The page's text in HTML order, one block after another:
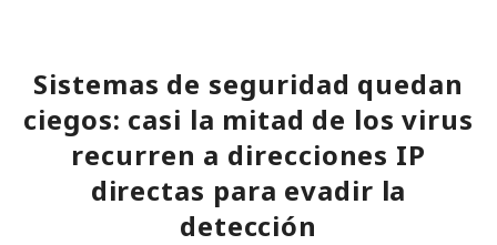
"swatting".
Delincuentes ocultan sus contactos reales para sembrar
Sistemas de seguridad quedan
ciegos: casi la mitad de los virus
recurren a direcciones IP
directas para evadir la
detección